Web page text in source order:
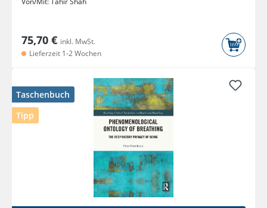
75,70 € inkl. MwSt.
Lieferzeit 1-2 Wochen
Taschenbuch
Tipp